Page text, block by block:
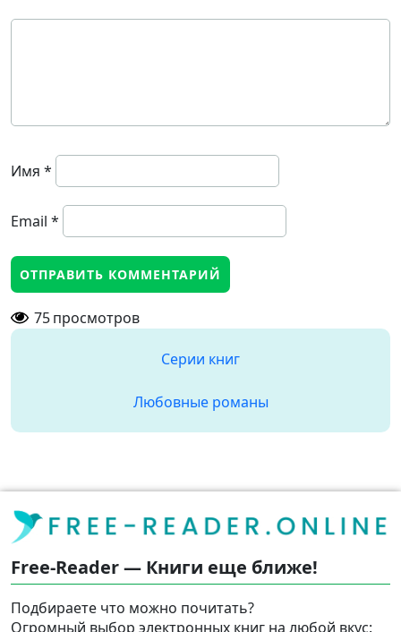
Имя *
Email *
75просмотров
Серии книг
Любовные романы
Free-Reader — Книги еще ближе!
Подбираете что можно почитать?
Огромный выбор электронных книг на любой вкус: